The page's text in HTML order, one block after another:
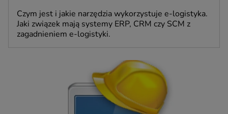
Czym jest i jakie narzędzia wykorzystuje e-logistyka.
Jaki związek mają systemy ERP, CRM czy SCM z
zagadnieniem e-logistyki.